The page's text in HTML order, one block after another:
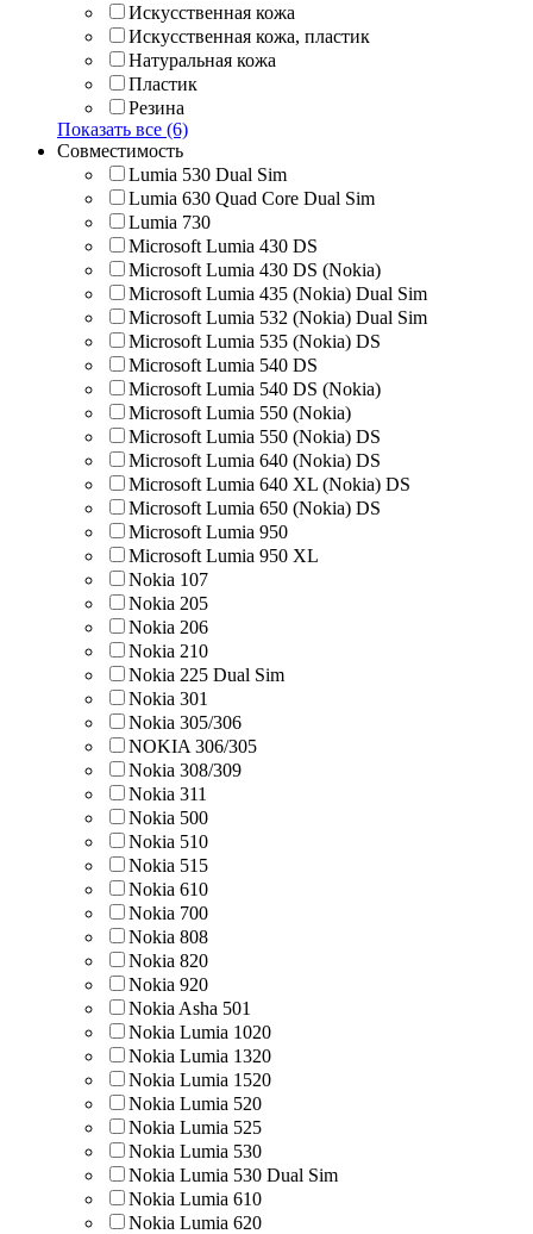
Искусственная кожа
Искусственная кожа, пластик
Натуральная кожа
Пластик
Резина
Показать все (6)
Совместимость
Lumia 530 Dual Sim
Lumia 630 Quad Core Dual Sim
Lumia 730
Microsoft Lumia 430 DS
Microsoft Lumia 430 DS (Nokia)
Microsoft Lumia 435 (Nokia) Dual Sim
Microsoft Lumia 532 (Nokia) Dual Sim
Microsoft Lumia 535 (Nokia) DS
Microsoft Lumia 540 DS
Microsoft Lumia 540 DS (Nokia)
Microsoft Lumia 550 (Nokia)
Microsoft Lumia 550 (Nokia) DS
Microsoft Lumia 640 (Nokia) DS
Microsoft Lumia 640 XL (Nokia) DS
Microsoft Lumia 650 (Nokia) DS
Microsoft Lumia 950
Microsoft Lumia 950 XL
Nokia 107
Nokia 205
Nokia 206
Nokia 210
Nokia 225 Dual Sim
Nokia 301
Nokia 305/306
NOKIA 306/305
Nokia 308/309
Nokia 311
Nokia 500
Nokia 510
Nokia 515
Nokia 610
Nokia 700
Nokia 808
Nokia 820
Nokia 920
Nokia Asha 501
Nokia Lumia 1020
Nokia Lumia 1320
Nokia Lumia 1520
Nokia Lumia 520
Nokia Lumia 525
Nokia Lumia 530
Nokia Lumia 530 Dual Sim
Nokia Lumia 610
Nokia Lumia 620